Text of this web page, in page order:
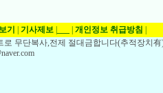
기 기사제보 개인정보 취급방침
무단복사,전제 절대금합니다(추적장치